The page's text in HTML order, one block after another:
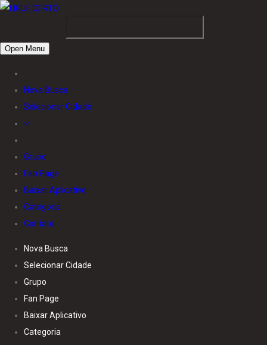
Open Menu
Nova Busca
Selecionar Cidade
Grupo
Fan Page
Baixar Aplicativo
Categoria
Contato
Nova Busca
Selecionar Cidade
Grupo
Fan Page
Baixar Aplicativo
Categoria